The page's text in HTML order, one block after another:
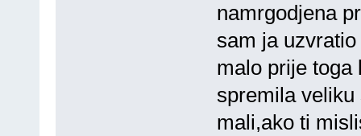
namrgodjena
sam ja
malo prije toga
spremila
mali,ako ti